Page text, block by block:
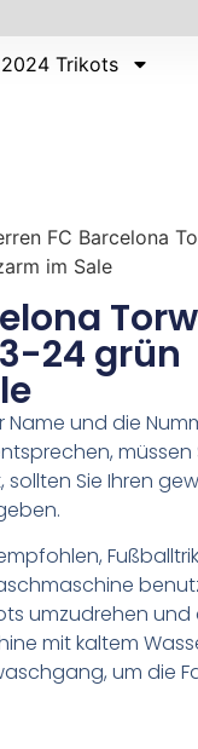
Trikots
FC Barcelona
im Sale
24 grün
Name und die
müssen
Sie Ihren
umzudrehen und
mit kaltem
um die